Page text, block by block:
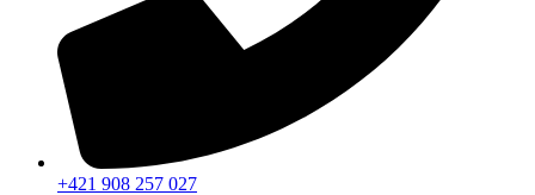
+421 908 257 027